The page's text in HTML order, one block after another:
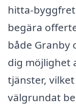
hitta-
begära
både Granby
dig möjlighet
tjänster,
välgrundat